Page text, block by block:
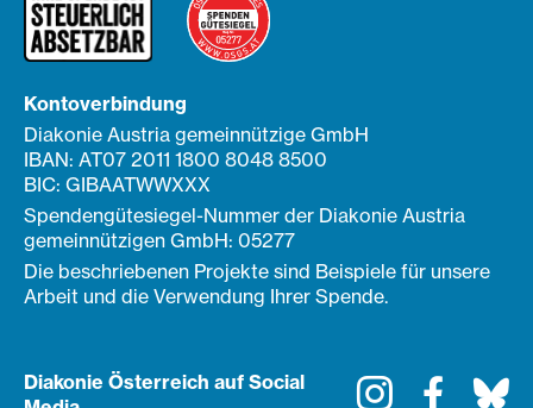
Kontoverbindung
Diakonie Austria gemeinnützige GmbH
IBAN: AT07 2011 1800 8048 8500
BIC: GIBAATWWXXX
Spendengütesiegel-Nummer der Diakonie Austria
gemeinnützigen GmbH: 05277
Die beschriebenen Projekte sind Beispiele für unsere
Arbeit und die Verwendung Ihrer Spende.
Diakonie Österreich auf Social
Instagram